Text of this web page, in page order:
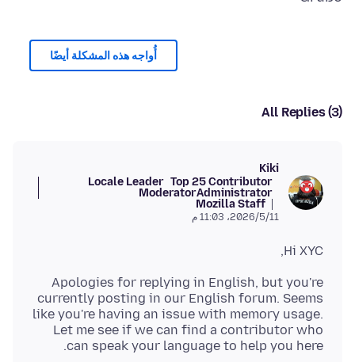
أُواجه هذه المشكلة أيضًا
All Replies (3)
Kiki
Top 25 Contributor
Locale Leader
Administrator
Moderator
Mozilla Staff
11‏/5‏/2026، 11:03 م
Hi XYC,
Apologies for replying in English, but you're
currently posting in our English forum. Seems
like you're having an issue with memory usage.
Let me see if we can find a contributor who
can speak your language to help you here.